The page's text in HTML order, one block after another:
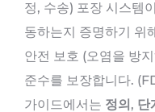
정, 수송) 포장 시스템
동하는지 증명하기 위
안전 보호 (오염을 방
준수를 보장합니다.
가이드에서는 정의, 단